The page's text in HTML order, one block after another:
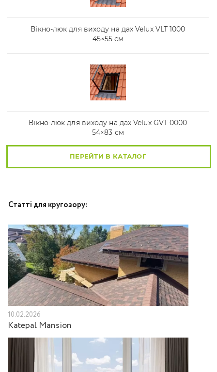
Вікно-люк для виходу на дах Velux VLT 1000
45×55 см
Вікно-люк для виходу на дах Velux GVT 0000
54×83 см
ПЕРЕЙТИ В КАТАЛОГ
Статті для кругозору:
10.02.2026
Katepal Mansion